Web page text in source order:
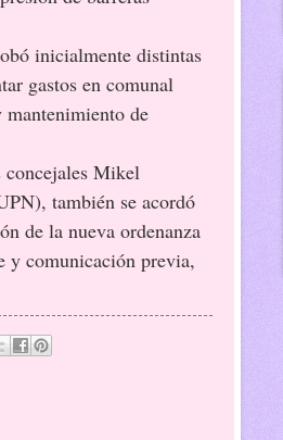
inicialmente distintas
gastos en comunal
de
concejales Mikel
también se acordó
de la nueva ordenanza
y comunicación previa,